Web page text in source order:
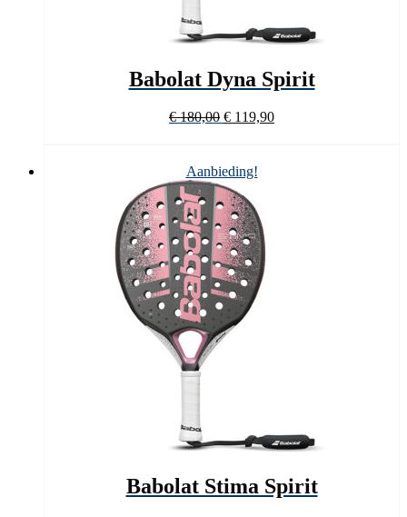
Babolat Dyna Spirit
€180,00 Oorspronkelijke
€ 180,00.
€ 119,90Huidige
Aanbieding!
Babolat Stima Spirit